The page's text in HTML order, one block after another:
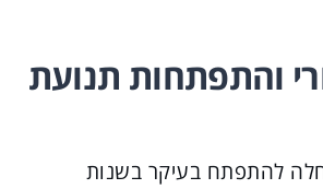
והתפתחות תנועת
להתפתח בעיקר בשנות